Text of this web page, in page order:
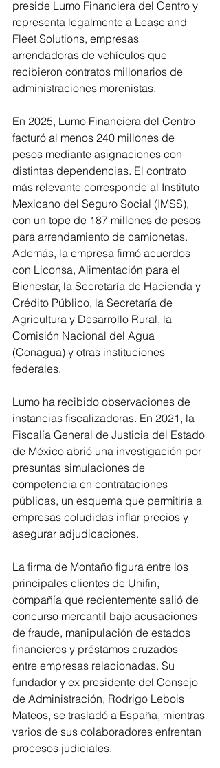
preside Lumo Financiera del Centro y
representa legalmente a Lease and
Fleet Solutions, empresas
arrendadoras de vehículos que
recibieron contratos millonarios de
administraciones morenistas.
En 2025, Lumo Financiera del Centro
facturó al menos 240 millones de
pesos mediante asignaciones con
distintas dependencias. El contrato
más relevante corresponde al Instituto
Mexicano del Seguro Social (IMSS),
con un tope de 187 millones de pesos
para arrendamiento de camionetas.
Además, la empresa firmó acuerdos
con Liconsa, Alimentación para el
Bienestar, la Secretaría de Hacienda y
Crédito Público, la Secretaría de
Agricultura y Desarrollo Rural, la
Comisión Nacional del Agua
(Conagua) y otras instituciones
federales.
Lumo ha recibido observaciones de
instancias fiscalizadoras. En 2021, la
Fiscalía General de Justicia del Estado
de México abrió una investigación por
presuntas simulaciones de
competencia en contrataciones
públicas, un esquema que permitiría a
empresas coludidas inflar precios y
asegurar adjudicaciones.
La firma de Montaño figura entre los
principales clientes de Unifin,
compañía que recientemente salió de
concurso mercantil bajo acusaciones
de fraude, manipulación de estados
financieros y préstamos cruzados
entre empresas relacionadas. Su
fundador y ex presidente del Consejo
de Administración, Rodrigo Lebois
Mateos, se trasladó a España, mientras
varios de sus colaboradores enfrentan
procesos judiciales.